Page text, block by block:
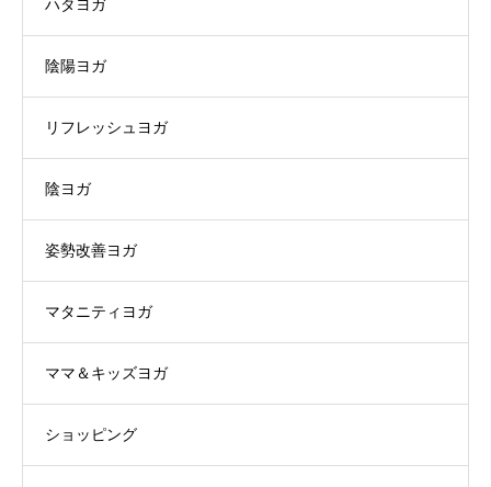
ハタヨガ
陰陽ヨガ
リフレッシュヨガ
陰ヨガ
姿勢改善ヨガ
マタニティヨガ
ママ＆キッズヨガ
ショッピング